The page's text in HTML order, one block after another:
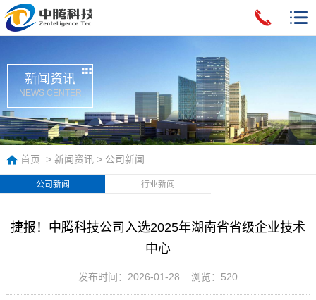
新闻资讯
NEWS CENTER
首页 > 新闻资讯 > 公司新闻
公司新闻 行业新闻
捷报！中腾科技公司入选2025年湖南省省级企业技术
中心
发布时间：2026-01-28 浏览：520